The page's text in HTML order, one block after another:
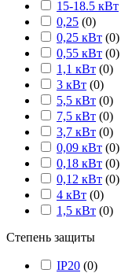
15-18.5 кВт
0,25 (0)
0,25 кВт (0)
0,55 кВт (0)
1,1 кВт (0)
3 кВт (0)
5,5 кВт (0)
7,5 кВт (0)
3,7 кВт (0)
0,09 кВт (0)
0,18 кВт (0)
0,12 кВт (0)
4 кВт (0)
1,5 кВт (0)
Степень защиты
IP20 (0)